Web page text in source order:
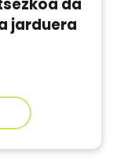
da
jarduera